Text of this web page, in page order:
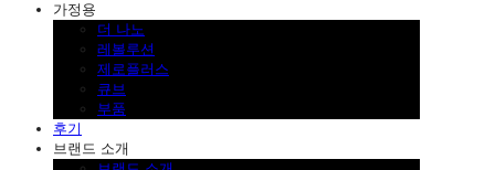
가정용
더 나노
레볼루션
제로플러스
큐브
부품
후기
브랜드 소개